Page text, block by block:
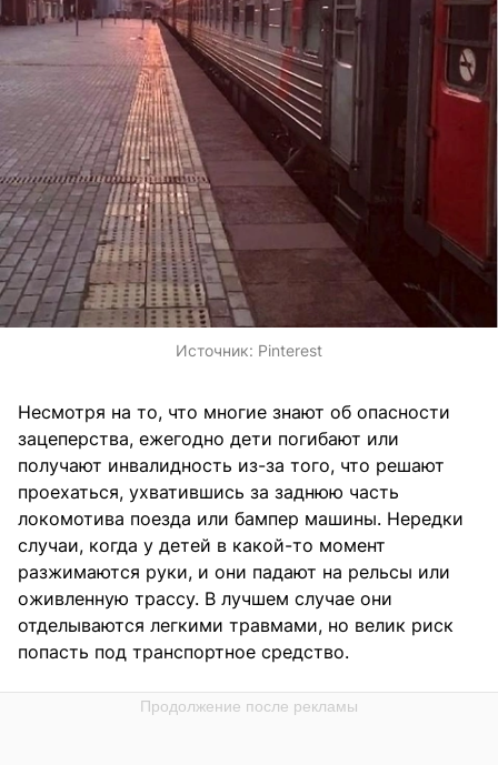
Источник: Pinterest
Несмотря на то, что многие знают об опасности
зацеперства, ежегодно дети погибают или
получают инвалидность из-за того, что решают
проехаться, ухватившись за заднюю часть
локомотива поезда или бампер машины. Нередки
случаи, когда у детей в какой-то момент
разжимаются руки, и они падают на рельсы или
оживленную трассу. В лучшем случае они
отделываются легкими травмами, но велик риск
попасть под транспортное средство.